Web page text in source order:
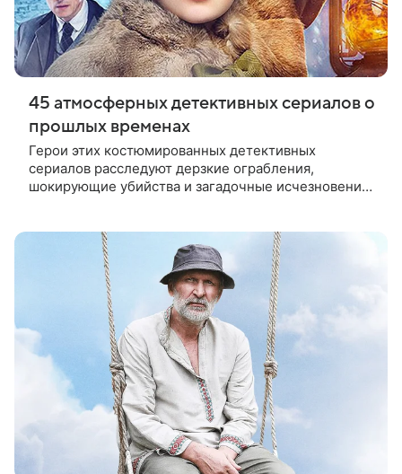
45 атмосферных детективных сериалов о
прошлых временах
Герои этих костюмированных детективных
сериалов расследуют дерзкие ограбления,
шокирующие убийства и загадочные исчезновения